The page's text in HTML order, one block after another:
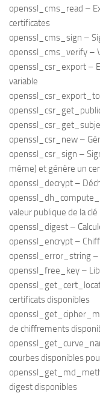
openssl_cms_read –
certificates
openssl_cms_sign –
openssl_cms_verify –
openssl_csr_export –
variable
openssl_csr_new –
openssl_csr_sign –
même) et génère un
openssl_decrypt –
valeur publique de la
openssl_digest –
openssl_encrypt –
openssl_error_string –
openssl_free_key –
certificats disponibles
de chiffrements
courbes disponibles
digest disponibles